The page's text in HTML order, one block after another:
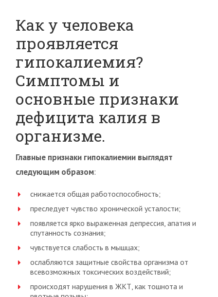
Как у человека
проявляется
гипокалиемия?
Симптомы и
основные признаки
дефицита калия в
организме.
Главные признаки гипокалиемии выглядят
следующим образом:
снижается общая работоспособность;
преследует чувство хронической усталости;
появляется ярко выраженная депрессия, апатия и
спутанность сознания;
чувствуется слабость в мышцах;
ослабляются защитные свойства организма от
всевозможных токсических воздействий;
происходят нарушения в ЖКТ, как тошнота и